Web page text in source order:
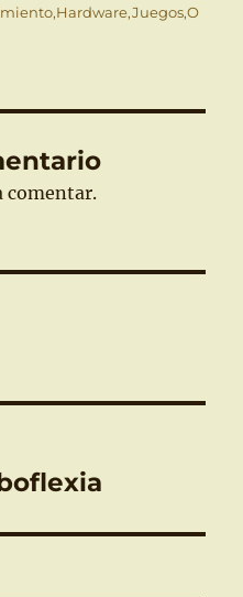
,Hardware,Juegos,O
comentar.